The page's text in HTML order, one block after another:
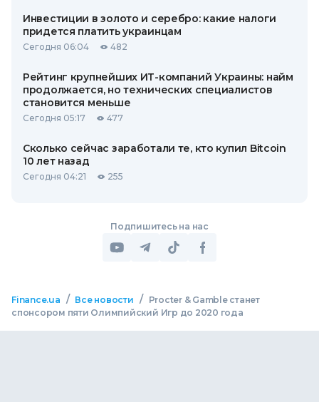
Инвестиции в золото и серебро: какие налоги
придется платить украинцам
Сегодня 06:04 482
Рейтинг крупнейших ИТ-компаний Украины: найм
продолжается, но технических специалистов
становится меньше
Сегодня 05:17 477
Сколько сейчас заработали те, кто купил Bitcoin
10 лет назад
Сегодня 04:21 255
Подпишитесь на нас
Finance.ua / Все новости /
Procter & Gamble станет
спонсором пяти Олимпийский Игр до 2020 года